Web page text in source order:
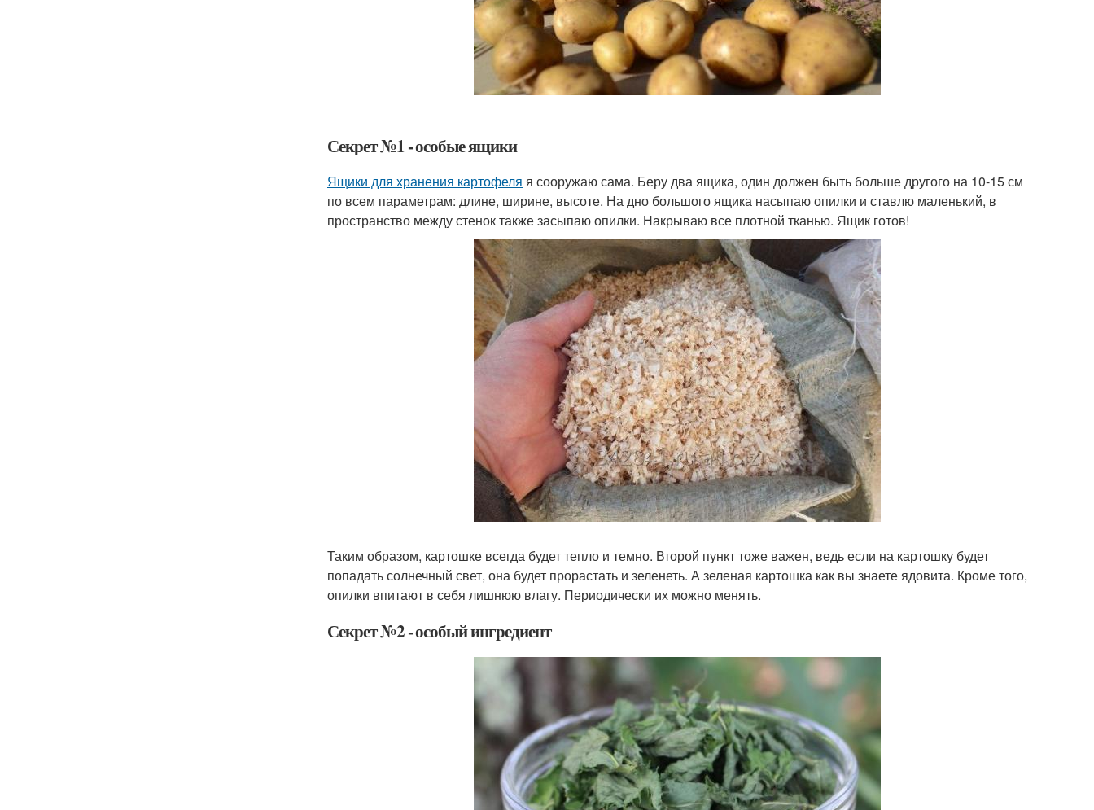
Секрет №1 - особые ящики
Ящики для хранения картофеля я сооружаю сама. Беру два ящика, один должен быть больше другого на 10-15 см
по всем параметрам: длине, ширине, высоте. На дно большого ящика насыпаю опилки и ставлю маленький, в
пространство между стенок также засыпаю опилки. Накрываю все плотной тканью. Ящик готов!
Таким образом, картошке всегда будет тепло и темно. Второй пункт тоже важен, ведь если на картошку будет
попадать солнечный свет, она будет прорастать и зеленеть. А зеленая картошка как вы знаете ядовита. Кроме того,
опилки впитают в себя лишнюю влагу. Периодически их можно менять.
Секрет №2 - особый ингредиент